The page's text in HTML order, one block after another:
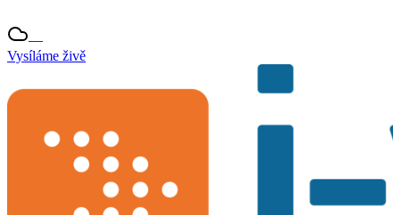
—
Vysíláme živě